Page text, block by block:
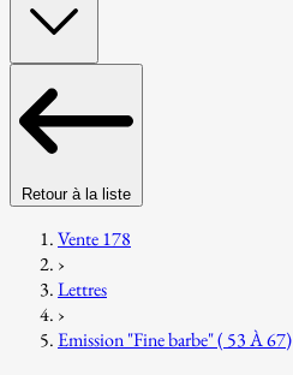
Retour à la liste
Vente 178
›
Lettres
›
Emission "Fine barbe" ( 53 À 67)